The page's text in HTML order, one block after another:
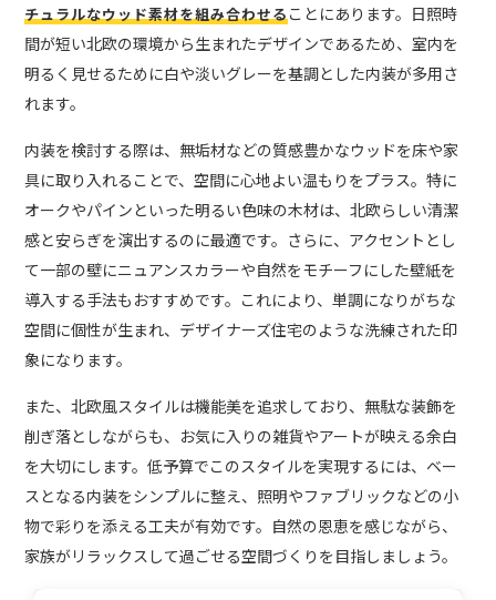
チュラルなウッド素材を組み合わせる ことにあります。日照時
間が短い北欧の環境から生まれたデザインであるため、室内を
明るく見せるために白や淡いグレーを基調とした内装が多用さ
れます。
内装を検討する際は、無垢材などの質感豊かなウッドを床や家
具に取り入れることで、空間に心地よい温もりをプラス。特に
オークやパインといった明るい色味の木材は、北欧らしい清潔
感と安らぎを演出するのに最適です。さらに、アクセントとし
て一部の壁にニュアンスカラーや自然をモチーフにした壁紙を
導入する手法もおすすめです。これにより、単調になりがちな
空間に個性が生まれ、デザイナーズ住宅のような洗練された印
象になります。
また、北欧風スタイルは機能美を追求しており、無駄な装飾を
削ぎ落としながらも、お気に入りの雑貨やアートが映える余白
を大切にします。低予算でこのスタイルを実現するには、ベー
スとなる内装をシンプルに整え、照明やファブリックなどの小
物で彩りを添える工夫が有効です。自然の恩恵を感じながら、
家族がリラックスして過ごせる空間づくりを目指しましょう。